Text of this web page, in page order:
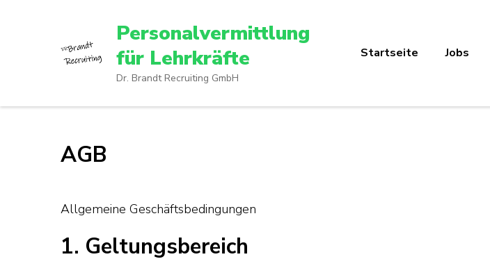
Personalvermittlung
für Lehrkräfte
Dr. Brandt Recruiting GmbH
Startseite Jobs
AGB
Allgemeine Geschäftsbedingungen
1. Geltungsbereich